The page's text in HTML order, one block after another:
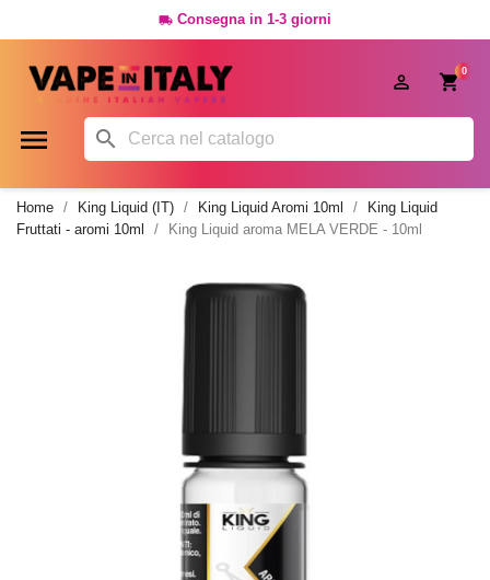
 Consegna in 1-3 giorni
0

 
Home King Liquid (IT) King Liquid Aromi 10ml
King Liquid
Fruttati - aromi 10ml
King Liquid aroma MELA VERDE - 10ml